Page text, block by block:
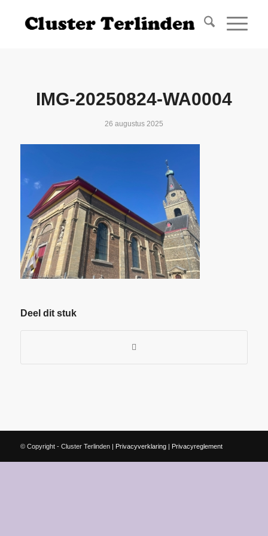
IMG-20250824-WA0004
26 augustus 2025
Deel dit stuk
© Copyright - Cluster Terlinden | Privacyverklaring| Privacyreglement